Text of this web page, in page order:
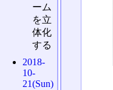
ーム
を立
体化
する
2018-
10-
21(Sun)